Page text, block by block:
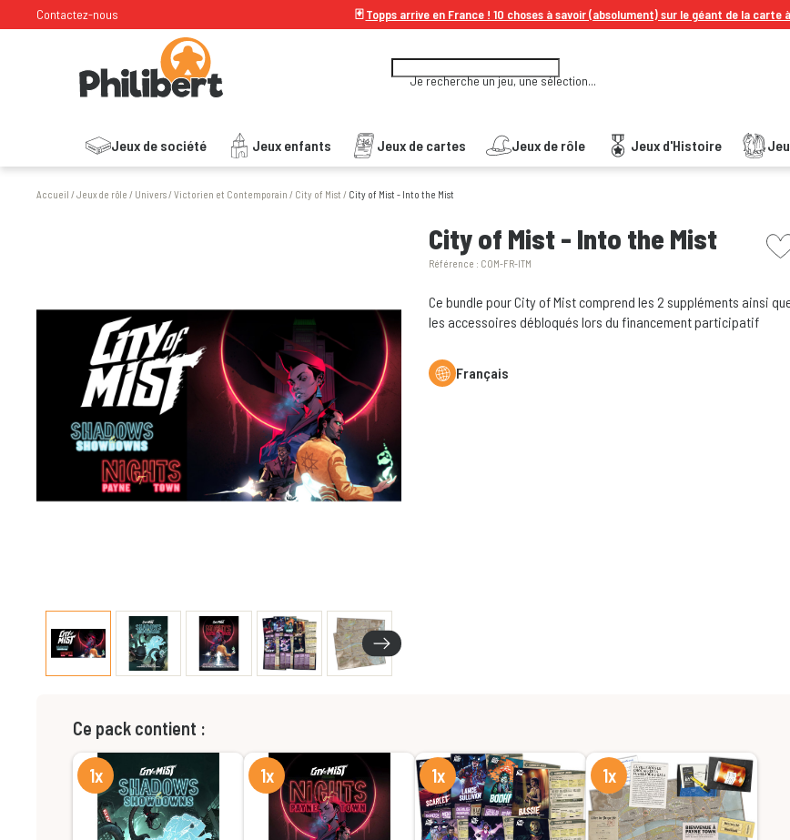
Contactez-nous 🃏Topps arrive en France ! 10 choses à savoir (absolument) sur le géant de la carte
Je recherche un jeu, une sélection...
Jeux de société Jeux enfants Jeux de cartes Jeux de rôle Jeux d'Histoire
Accueil /Jeux de rôle / Univers/Victorien et Contemporain / City of Mist / City of Mist - Into the Mist
City of Mist - Into the Mist
Référence : COM-FR-ITM
Ce bundle pour City of Mist comprend les 2 suppléments ainsi
les accessoires débloqués lors du financement participatif
Français
Ce pack contient :
1x 1x 1x 1x